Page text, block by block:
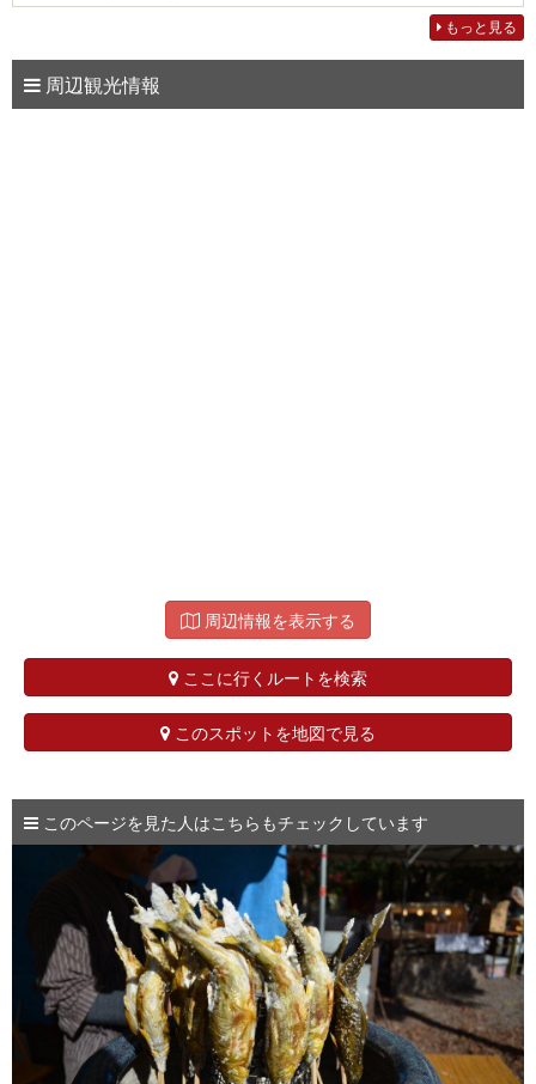
もっと見る
周辺観光情報
周辺情報を表示する
ここに行くルートを検索
このスポットを地図で見る
このページを見た人はこちらもチェックしています